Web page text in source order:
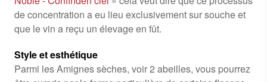
de concentration a eu lieu exclusivement sur souche et
que le vin a reçu un élevage en fût.
Style et esthétique
Parmi les Amignes sèches, voir 2 abeilles, vous pourrez